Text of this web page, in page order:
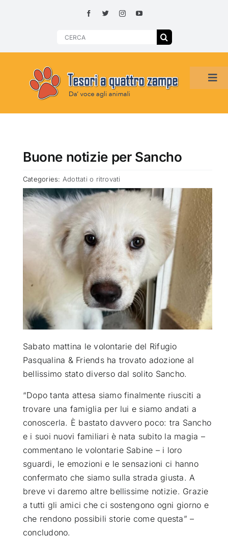
Search
HOME
SMARRITI O DA ADOTTARE
ADOTTATI O RITROVATI
CHI SIAMO
RUBRICHE
Buone notizie per Sancho
Categories: Adottati o ritrovati
Sabato mattina le volontarie del Rifugio
Pasqualina & Friends ha trovato adozione al
bellissimo stato diverso dal solito Sancho.
“Dopo tanta attesa siamo finalmente riusciti a
trovare una famiglia per lui e siamo andati a
conoscerla. È bastato davvero poco: tra Sancho
e i suoi nuovi familiari è nata subito la magia –
commentano le volontarie Sabine – i loro
sguardi, le emozioni e le sensazioni ci hanno
confermato che siamo sulla strada giusta. A
breve vi daremo altre bellissime notizie. Grazie
a tutti gli amici che ci sostengono ogni giorno e
che rendono possibili storie come questa” –
concludono.